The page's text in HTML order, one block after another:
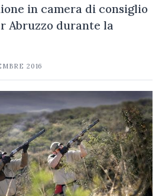
in camera di consiglio
Abruzzo durante la
2016